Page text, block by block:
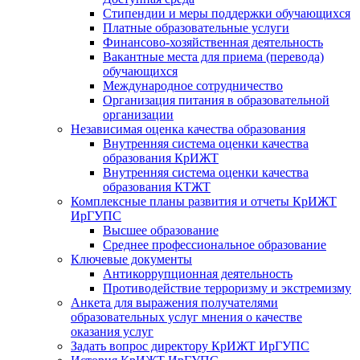
Стипендии и меры поддержки обучающихся
Платные образовательные услуги
Финансово-хозяйственная деятельность
Вакантные места для приема (перевода)
обучающихся
Международное сотрудничество
Организация питания в образовательной
организации
Независимая оценка качества образования
Внутренняя система оценки качества
образования КрИЖТ
Внутренняя система оценки качества
образования КТЖТ
Комплексные планы развития и отчеты КрИЖТ
ИрГУПС
Высшее образование
Среднее профессиональное образование
Ключевые документы
Антикоррупционная деятельность
Противодействие терроризму и экстремизму
Анкета для выражения получателями
образовательных услуг мнения о качестве
оказания услуг
Задать вопрос директору КрИЖТ ИрГУПС